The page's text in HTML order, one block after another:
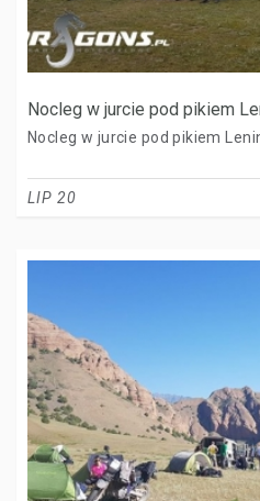
Nocleg w jurcie pod pikiem
Nocleg w jurcie pod pikiem
LIP 20